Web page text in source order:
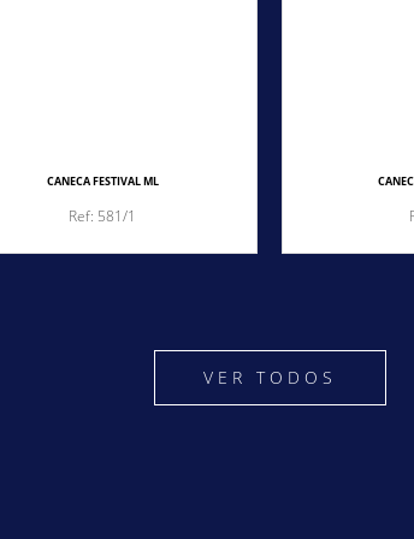
CANECA FESTIVAL ML
Ref: 581/1
VER TODOS